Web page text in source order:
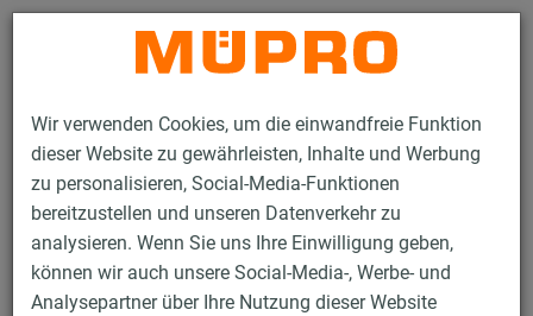
Wir verwenden Cookies, um die einwandfreie Funktion
dieser Website zu gewährleisten, Inhalte und Werbung
zu personalisieren, Social-Media-Funktionen
bereitzustellen und unseren Datenverkehr zu
analysieren. Wenn Sie uns Ihre Einwilligung geben,
können wir auch unsere Social-Media-, Werbe- und
Analysepartner über Ihre Nutzung dieser Website
Kontakt
Produkte Befestigungstechnik
Installationsschienen
MPR-Schiebemuttern Typ S+